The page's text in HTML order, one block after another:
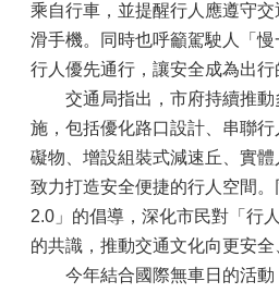
乘自行車，並提醒行人應遵守
滑手機。同時也呼籲駕駛人「
行人優先通行，讓安全成為出行
交通局指出，市府持續推動
施，包括優化路口設計、串聯
礙物、增設組裝式減速丘、實體
致力打造安全便捷的行人空間
2.0」的倡導，深化市民對「行
的共識，推動交通文化向更安全
今年結合國際無車日的活動